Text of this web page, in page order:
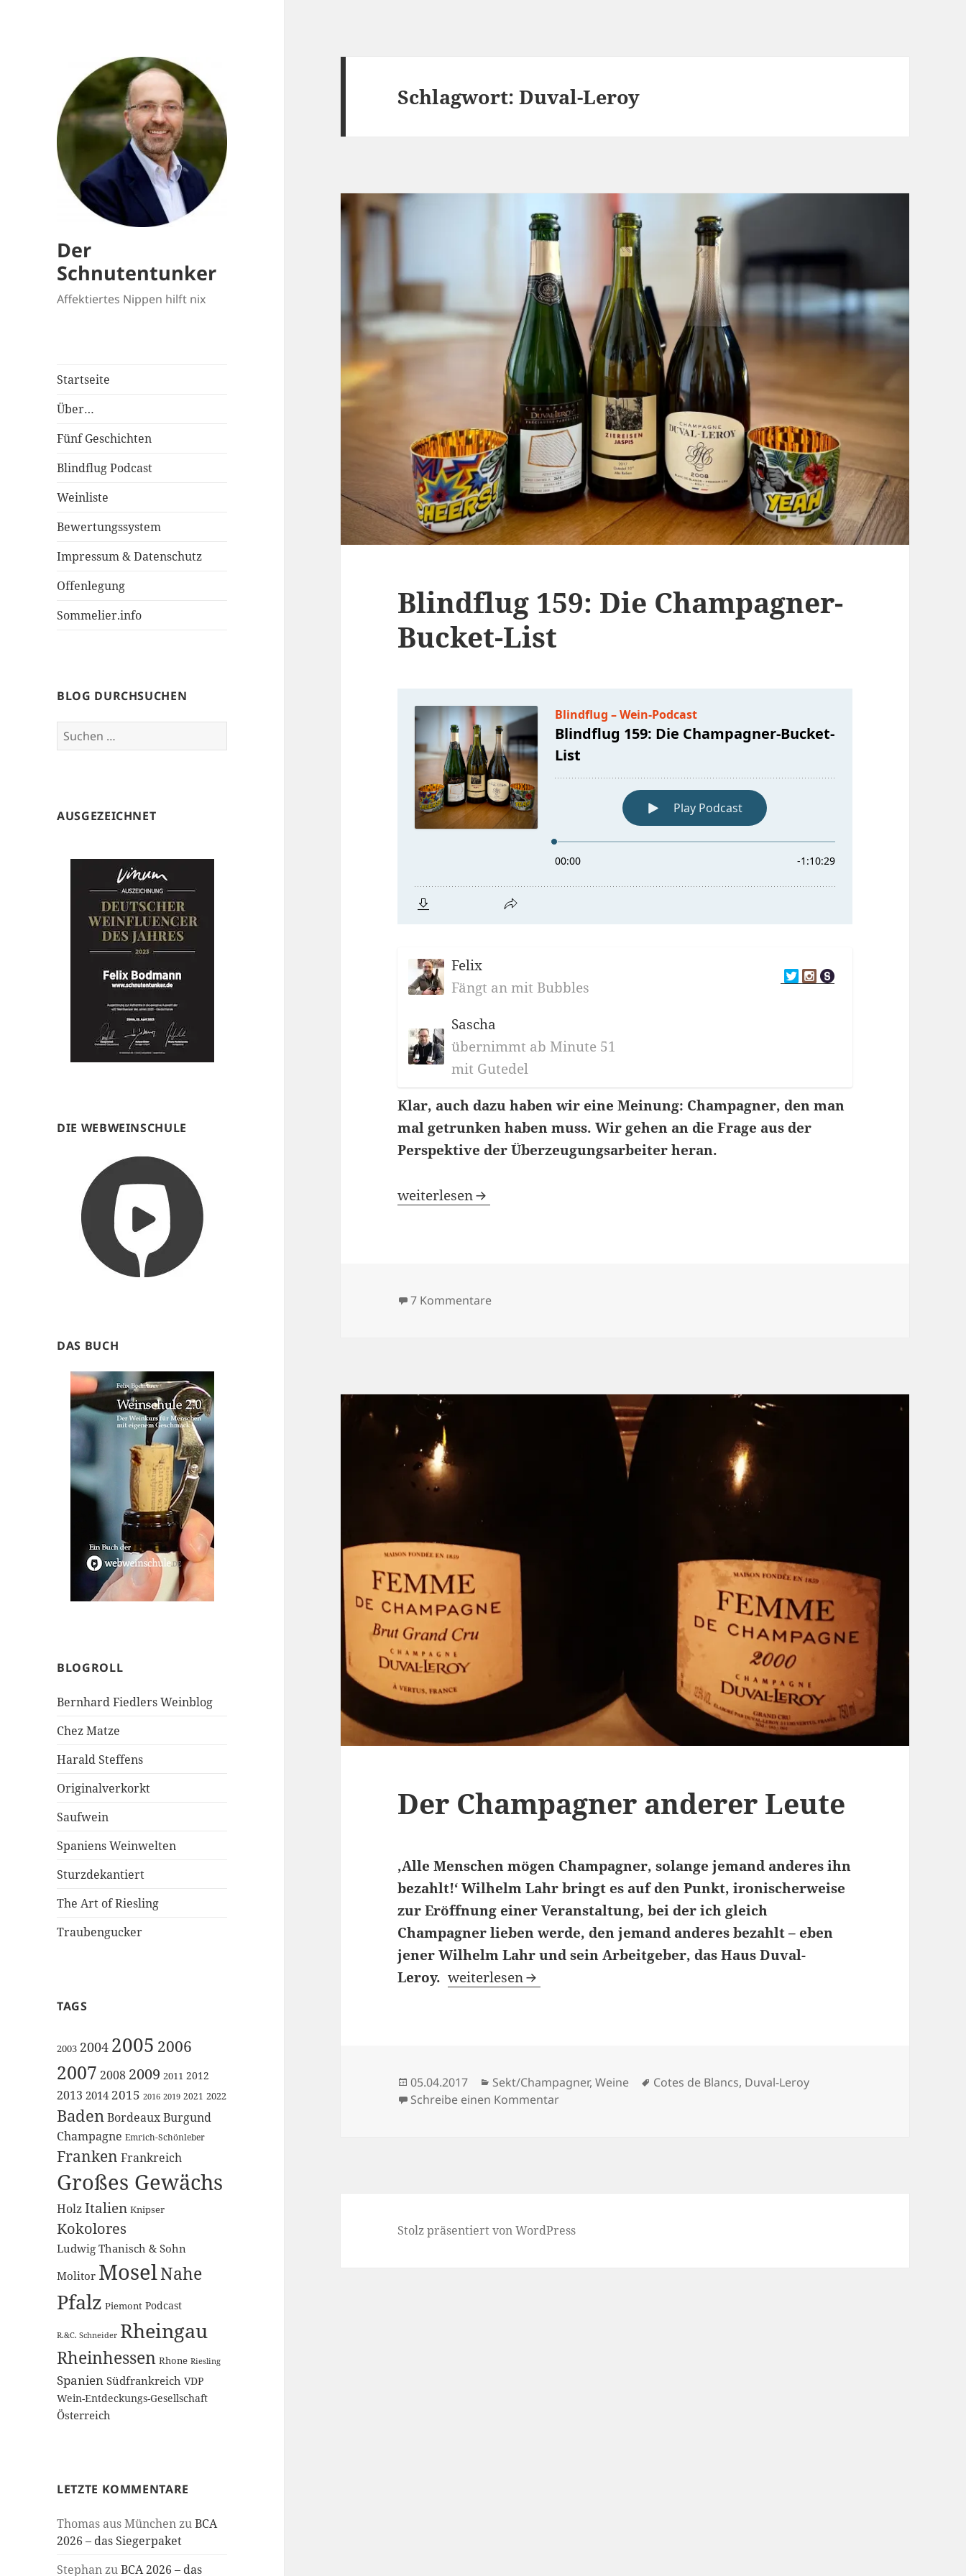
Der
Schnutentunker
Affektiertes Nippen hilft nix
Startseite
Über…
Fünf Geschichten
Blindflug Podcast
Weinliste
Bewertungssystem
Impressum & Datenschutz
Offenlegung
Sommelier.info
BLOG DURCHSUCHEN
Suchen
nach:
AUSGEZEICHNET
DIE WEBWEINSCHULE
DAS BUCH
BLOGROLL
Bernhard Fiedlers Weinblog
Chez Matze
Harald Steffens
Originalverkorkt
Saufwein
Spaniens Weinwelten
Sturzdekantiert
The Art of Riesling
Traubengucker
TAGS
2003 2004 2005 2006
2007 2008 2009 2011 2012
2013 2014 2015 2016 2019 2021 2022
Baden BordeauxBurgund
Champagne Emrich-Schönleber
Franken Frankreich
Großes Gewächs
HolzItalien Knipser
Kokolores
Ludwig Thanisch & Sohn
Molitor MoselNahe
Pfalz Piemont Podcast
R.&C. Schneider Rheingau
Rheinhessen Rhone Riesling
Spanien Südfrankreich VDP
Wein-Entdeckungs-Gesellschaft
Österreich
LETZTE KOMMENTARE
Thomas aus MünchenzuBCA
2026 – das Siegerpaket
StephanzuBCA 2026 – das
Schlagwort:Duval-Leroy
Blindflug 159: Die Champagner-
Bucket-List
Felix
Fängt an mit Bubbles
Sascha
übernimmt ab Minute 51
mit Gutedel
Klar, auch dazu haben wir eine Meinung: Champagner, den man
mal getrunken haben muss. Wir gehen an die Frage aus der
Perspektive der Überzeugungsarbeiter heran.
Blindflug 159: Die Champagner-Bucket-List
weiterlesen
7 Kommentarezu Blindflug 159: Die Champagner-Bucket-List
Der Champagner anderer Leute
‚Alle Menschen mögen Champagner, solange jemand anderes ihn
bezahlt!‘ Wilhelm Lahr bringt es auf den Punkt, ironischerweise
zur Eröffnung einer Veranstaltung, bei der ich gleich
Champagner lieben werde, den jemand anderes bezahlt – eben
jener Wilhelm Lahr und sein Arbeitgeber, das Haus Duval-
Leroy. Der Champagner anderer Leute
weiterlesen
Veröffentlicht
am
05.04.2017 Kategorien
Sekt/Champagner,Weine Schlagwörter
Cotes de Blancs, Duval-Leroy
Schreibe einen Kommentarzu Der Champagner anderer Leute
Stolz präsentiert von WordPress